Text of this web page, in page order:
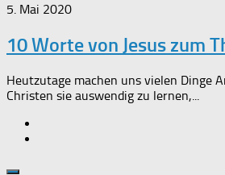
5. Mai 2020
10 Worte von Jesus zum
Heutzutage machen uns vielen Dinge
Christen sie auswendig zu lernen,...